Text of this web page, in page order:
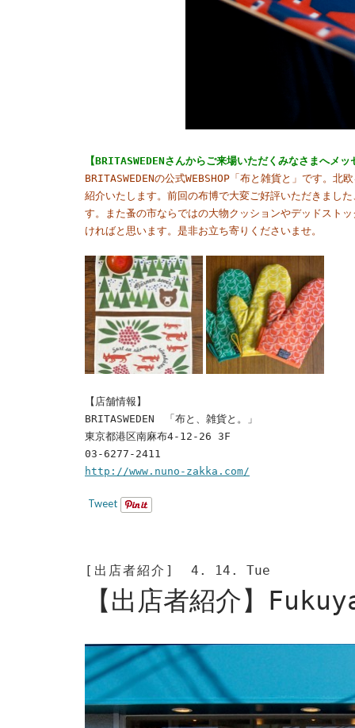
【BRITASWEDENさんからご来場いただくみなさまへメッ
BRITASWEDENの公式WEBSHOP「布と雑貨と」です。
紹介いたします。前回の布博で大変ご好評いただきまし
す。また蚤の市ならではの大物クッションやデッドスト
ければと思います。是非お立ち寄りくださいませ。
【店舗情報】
BRITASWEDEN 「布と、雑貨と。」
東京都港区南麻布4-12-26 3F
03-6277-2411
http://www.nuno-zakka.com/
Tweet
[出店者紹介] 4. 14. Tue
【出店者紹介】